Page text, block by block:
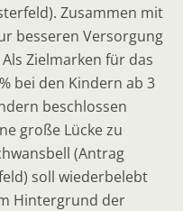
Zusammen mit
besseren Versorgung
Zielmarken für das
bei den Kindern ab 3
beschlossen
große Lücke zu
(Antrag
soll wiederbelebt
Hintergrund der